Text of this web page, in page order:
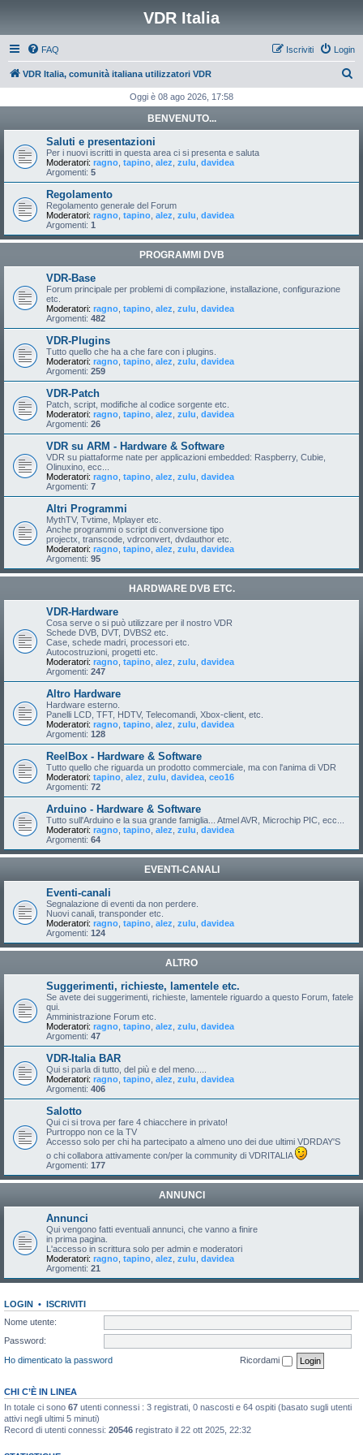
VDR Italia
FAQ Login
Iscriviti
VDR Italia, comunità italiana utilizzatori VDR
c
Oggi è 08 ago 2026, 17:58
BENVENUTO...
Saluti e presentazioni
Per i nuovi iscritti in questa area ci si presenta e saluta
Moderatori: ragno tapino alez zulu davidea
Argomenti: 5
Regolamento
Regolamento generale del Forum
Moderatori: ragno tapino alez zulu davidea
Argomenti: 1
PROGRAMMI DVB
VDR-Base
Forum principale per problemi di compilazione, installazione, configurazione
etc.
Moderatori: ragno tapino alez zulu davidea
Argomenti: 482
VDR-Plugins
Tutto quello che ha a che fare con i plugins.
Moderatori: ragno tapino alez zulu davidea
Argomenti: 259
VDR-Patch
Patch, script, modifiche al codice sorgente etc.
Moderatori: ragno tapino alez zulu davidea
Argomenti: 26
VDR su ARM - Hardware & Software
VDR su piattaforme nate per applicazioni embedded: Raspberry, Cubie,
Olinuxino, ecc...
Moderatori: ragno tapino alez zulu davidea
Argomenti: 7
Altri Programmi
MythTV, Tvtime, Mplayer etc.
Anche programmi o script di conversione tipo
projectx, transcode, vdrconvert, dvdauthor etc.
Moderatori: ragno tapino alez zulu davidea
Argomenti: 95
HARDWARE DVB ETC.
VDR-Hardware
Cosa serve o si può utilizzare per il nostro VDR
Schede DVB, DVT, DVBS2 etc.
Case, schede madri, processori etc.
Autocostruzioni, progetti etc.
Moderatori: ragno tapino alez zulu davidea
Argomenti: 247
Altro Hardware
Hardware esterno.
Panelli LCD, TFT, HDTV, Telecomandi, Xbox-client, etc.
Moderatori: ragno tapino alez zulu davidea
Argomenti: 128
ReelBox - Hardware & Software
Tutto quello che riguarda un prodotto commerciale, ma con l'anima di VDR
Moderatori: tapino alez zulu davidea ceo16
Argomenti: 72
Arduino - Hardware & Software
Tutto sull'Arduino e la sua grande famiglia... Atmel AVR, Microchip PIC, ecc...
Moderatori: ragno tapino alez zulu davidea
Argomenti: 64
EVENTI-CANALI
Eventi-canali
Segnalazione di eventi da non perdere.
Nuovi canali, transponder etc.
Moderatori: ragno tapino alez zulu davidea
Argomenti: 124
ALTRO
Suggerimenti, richieste, lamentele etc.
Se avete dei suggerimenti, richieste, lamentele riguardo a questo Forum, fatele
qui.
Amministrazione Forum etc.
Moderatori: ragno tapino alez zulu davidea
Argomenti: 47
VDR-Italia BAR
Qui si parla di tutto, del più e del meno.....
Moderatori: ragno tapino alez zulu davidea
Argomenti: 406
Salotto
Qui ci si trova per fare 4 chiacchere in privato!
Purtroppo non ce la TV
Accesso solo per chi ha partecipato a almeno uno dei due ultimi VDRDAY'S
o chi collabora attivamente con/per la community di VDRITALIA
Argomenti: 177
ANNUNCI
Annunci
Qui vengono fatti eventuali annunci, che vanno a finire
in prima pagina.
L'accesso in scrittura solo per admin e moderatori
Moderatori: ragno tapino alez zulu davidea
Argomenti: 21
LOGIN • ISCRIVITI
Nome utente:
Password:
Ho dimenticato la password
Ricordami
CHI C’È IN LINEA
In totale ci sono 67 utenti connessi : 3 registrati, 0 nascosti e 64 ospiti (basato sugli utenti
attivi negli ultimi 5 minuti)
Record di utenti connessi: 20546 registrato il 22 ott 2025, 22:32